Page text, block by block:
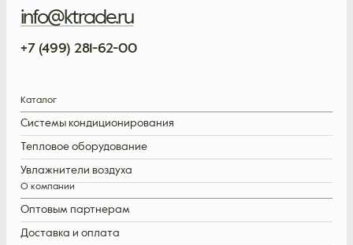
info@ktrade.ru
+7 (499) 281-62-00
Каталог
Системы кондиционирования
Тепловое оборудование
Увлажнители воздуха
О компании
Оптовым партнерам
Доставка и оплата